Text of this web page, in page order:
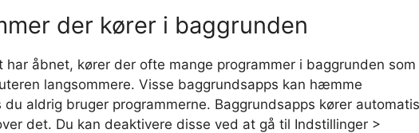
der kører i baggrunden
åbnet, kører der ofte mange programmer i baggrunden som
langsommere. Visse baggrundsapps kan hæmme
aldrig bruger programmerne. Baggrundsapps kører
det. Du kan deaktivere disse ved at gå til Indstillinger >